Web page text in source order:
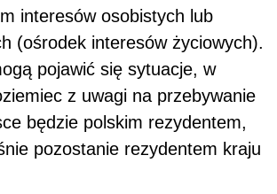
interesów osobistych lub
(ośrodek interesów życiowych).
pojawić się sytuacje, w
z uwagi na przebywanie
będzie polskim rezydentem,
pozostanie rezydentem kraju